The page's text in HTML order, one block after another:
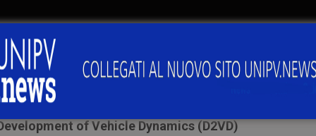
***
of Vehicle Dynamics (D2VD)